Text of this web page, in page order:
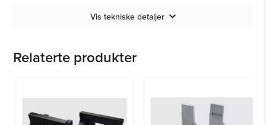
Vis tekniske detaljer
Relaterte produkter